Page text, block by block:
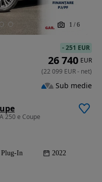
1 / 6
250 e Coupe
In 2022
-251 EUR
26 740 EUR
(22 099 EUR- net)
Sub medie